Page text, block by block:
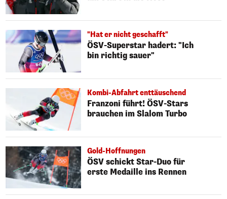
"Hat er nicht geschafft"
ÖSV-Superstar hadert: "Ich
bin richtig sauer"
Kombi-Abfahrt enttäuschend
Franzoni führt! ÖSV-Stars
brauchen im Slalom Turbo
Gold-Hoffnungen
ÖSV schickt Star-Duo für
erste Medaille ins Rennen